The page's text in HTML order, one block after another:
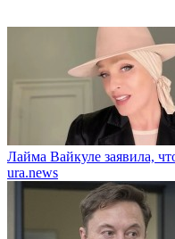
Лайма Вайкуле заявила,
ura.news